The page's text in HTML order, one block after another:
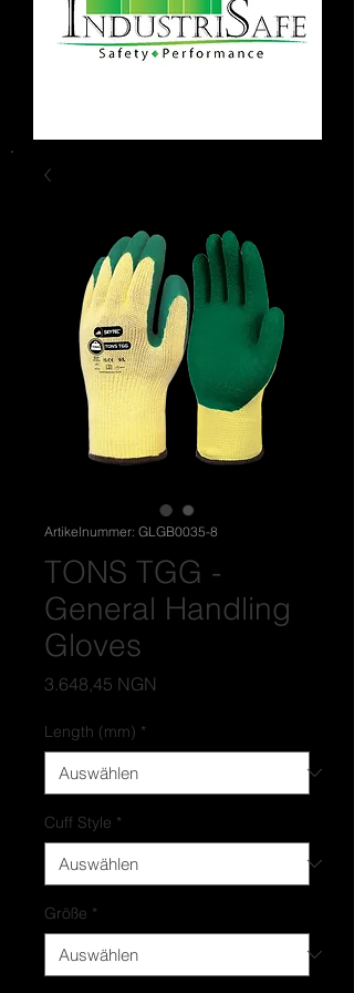
Artikelnummer: GLGB0035-8
TONS TGG -
General Handling
Gloves
3.648,45 NGN
Length (mm) *
Cuff Style *
Größe *